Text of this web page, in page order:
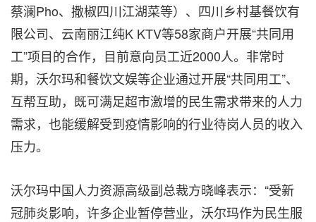
蔡澜Pho、撒椒四川江湖菜等）、四川乡村基餐饮有
限公司、云南丽江纯K KTV等58家商户开展“共同用
工”项目的合作，目前意向员工近2000人。非常时
期，沃尔玛和餐饮文娱等企业通过开展“共同用工”、
互帮互助，既可满足超市激增的民生需求带来的人力
需求，也能缓解受到疫情影响的行业待岗人员的收入
压力。
沃尔玛中国人力资源高级副总裁方晓峰表示：“受新
冠肺炎影响，许多企业暂停营业，沃尔玛作为民生服